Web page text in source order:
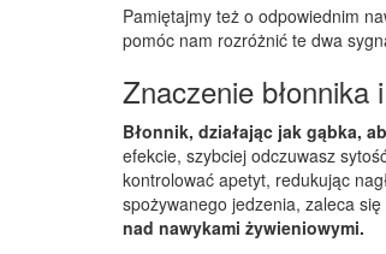
Pamiętajmy też o odpowiednim
pomóc nam rozróżnić te dwa
Znaczenie błonnika i
Błonnik, działając jak gąbka,
efekcie, szybciej odczuwasz
kontrolować apetyt, redukując
spożywanego jedzenia, zaleca
nad nawykami żywieniowymi.